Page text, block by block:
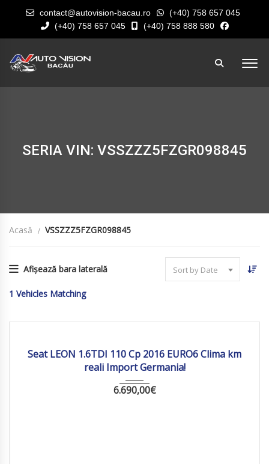
contact@autovision-bacau.ro
(+40) 758 657 045
(+40) 758 657 045
(+40) 758 888 580
SERIA VIN: VSSZZZ5FZGR098845
Acasă VSSZZZ5FZGR098845
Afișează bara laterală Sort by Date
1 Vehicles Matching
Seat LEON 1.6TDI 110 Cp 2016 EURO6 Clima km
reali Import Germania!
6.690,00€